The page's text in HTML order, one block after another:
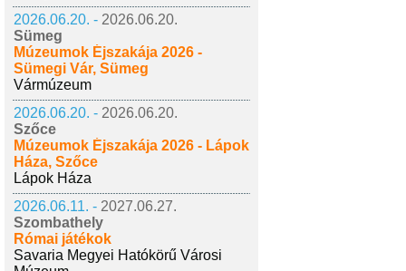
2026.06.20. - 2026.06.20.
Sümeg
Múzeumok Éjszakája 2026 -
Sümegi Vár, Sümeg
Vármúzeum
2026.06.20. - 2026.06.20.
Szőce
Múzeumok Éjszakája 2026 - Lápok
Háza, Szőce
Lápok Háza
2026.06.11. - 2027.06.27.
Szombathely
Római játékok
Savaria Megyei Hatókörű Városi